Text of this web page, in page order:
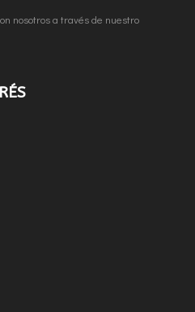
nosotros a través de nuestro